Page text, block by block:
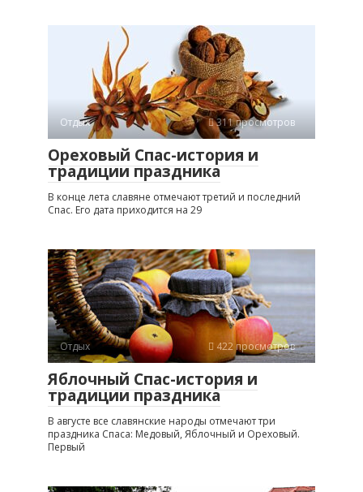
Отдых 311 просмотров
Ореховый Спас-история и
традиции праздника
В конце лета славяне отмечают третий и последний
Спас. Его дата приходится на 29
Отдых 422 просмотров
Яблочный Спас-история и
традиции праздника
В августе все славянские народы отмечают три
праздника Спаса: Медовый, Яблочный и Ореховый.
Первый